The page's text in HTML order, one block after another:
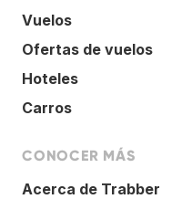
Vuelos
Ofertas de vuelos
Hoteles
Carros
CONOCER MÁS
Acerca de Trabber